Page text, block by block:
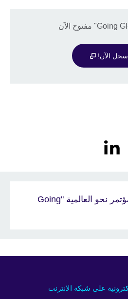
سجل الآن!
إكتشف المزيد عن مؤتمر نحو العالمية "Going
على شبكة الانترنت